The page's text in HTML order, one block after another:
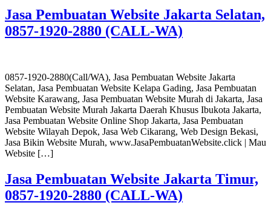
Jasa Pembuatan Website Jakarta Selatan,
0857-1920-2880 (CALL-WA)
0857-1920-2880(Call/WA), Jasa Pembuatan Website Jakarta
Selatan, Jasa Pembuatan Website Kelapa Gading, Jasa Pembuatan
Website Karawang, Jasa Pembuatan Website Murah di Jakarta, Jasa
Pembuatan Website Murah Jakarta Daerah Khusus Ibukota Jakarta,
Jasa Pembuatan Website Online Shop Jakarta, Jasa Pembuatan
Website Wilayah Depok, Jasa Web Cikarang, Web Design Bekasi,
Jasa Bikin Website Murah, www.JasaPembuatanWebsite.click | Mau
Website […]
Jasa Pembuatan Website Jakarta Timur,
0857-1920-2880 (CALL-WA)